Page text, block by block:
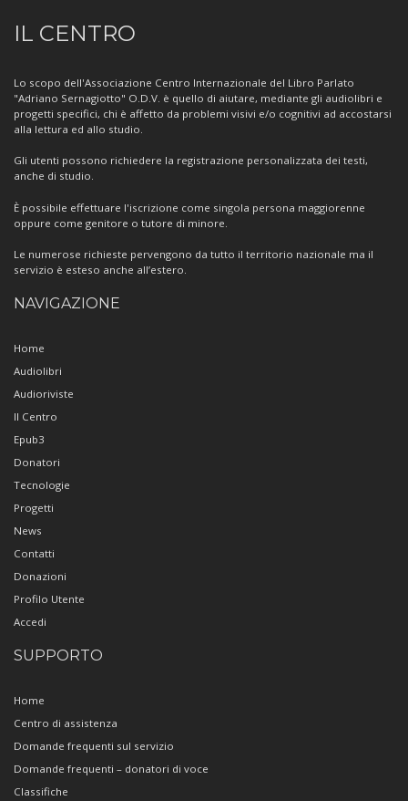
Informazioni
sul
Centro
IL CENTRO
Lo scopo dell'Associazione Centro Internazionale del Libro Parlato
"Adriano Sernagiotto" O.D.V. è quello di aiutare, mediante gli audiolibri e
progetti specifici, chi è affetto da problemi visivi e/o cognitivi ad accostarsi
alla lettura ed allo studio.
Gli utenti possono richiedere la registrazione personalizzata dei testi,
anche di studio.
È possibile effettuare l'iscrizione come singola persona maggiorenne
oppure come genitore o tutore di minore.
Le numerose richieste pervengono da tutto il territorio nazionale ma il
servizio è esteso anche all’estero.
NAVIGAZIONE
Home
Audiolibri
Audioriviste
Il Centro
Epub3
Donatori
Tecnologie
Progetti
News
Contatti
Donazioni
Profilo Utente
Accedi
SUPPORTO
Home
Centro di assistenza
Domande frequenti sul servizio
Domande frequenti – donatori di voce
Classifiche